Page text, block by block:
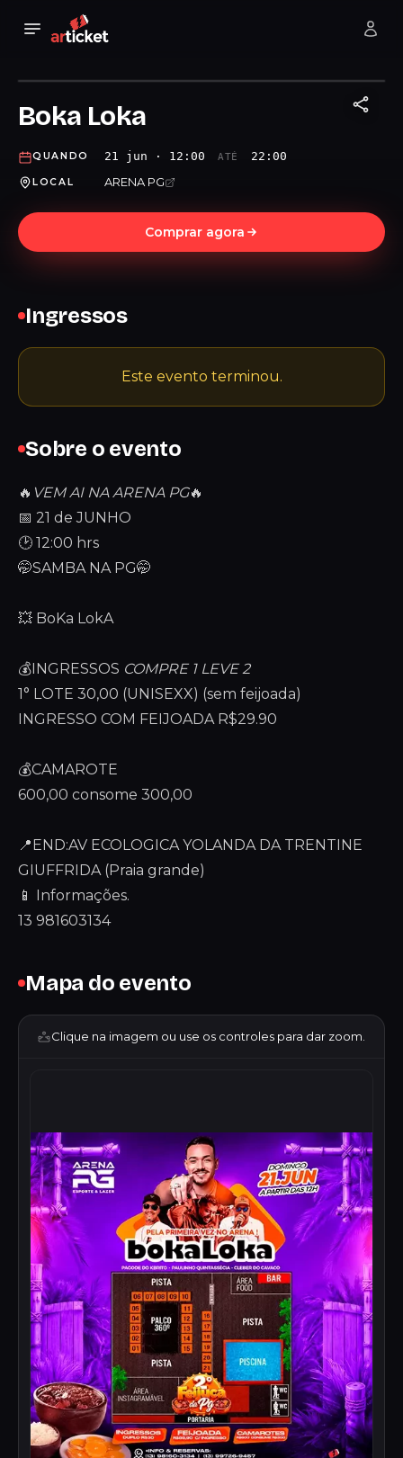
Boka Loka
QUANDO 21 jun · 12:00 ATÉ 22:00
LOCAL ARENA PG
Comprar agora
Sobre o evento
🔥 VEM AI NA ARENA PG🔥
📅 21 de JUNHO
🕑 12:00 hrs
🤭SAMBA NA PG🤭
💥 BoKa LokA
💰INGRESSOS COMPRE 1 LEVE 2
1° LOTE 30,00 (UNISEXX) (sem feijoada)
INGRESSO COM FEIJOADA R$29.90
💰CAMAROTE
600,00 consome 300,00
📍END:AV ECOLOGICA YOLANDA DA TRENTINE
GIUFFRIDA (Praia grande)
📱 Informações.
13 981603134
Mapa do evento
Clique na imagem ou use os controles para dar zoom.
Ingressos
Este evento terminou.